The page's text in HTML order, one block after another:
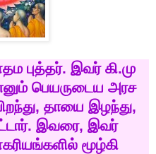
புத்தர். இவர் கி.மு
பெயருடைய அரச
, தாயை இழந்து,
. இவரை, இவர்
மூழ்கி